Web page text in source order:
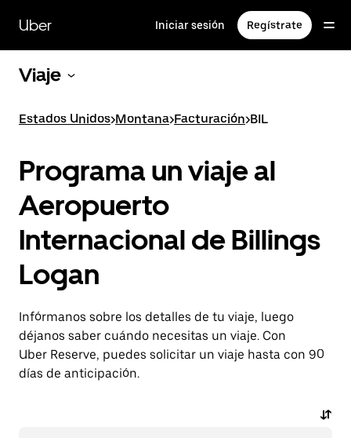
contenido
principal
Uber Iniciar sesión Regístrate
Viaje
Estados Unidos>Montana>Facturación>BIL
Programa un viaje al
Aeropuerto
Internacional de Billings
Logan
Infórmanos sobre los detalles de tu viaje, luego
déjanos saber cuándo necesitas un viaje. Con
Uber Reserve, puedes solicitar un viaje hasta con 90
días de anticipación.